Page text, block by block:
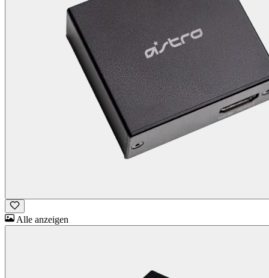
Alle anzeigen